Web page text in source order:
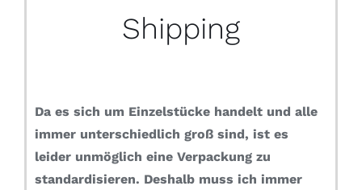
Shipping
Da es sich um Einzelstücke handelt und alle
immer unterschiedlich groß sind, ist es
leider unmöglich eine Verpackung zu
standardisieren. Deshalb muss ich immer